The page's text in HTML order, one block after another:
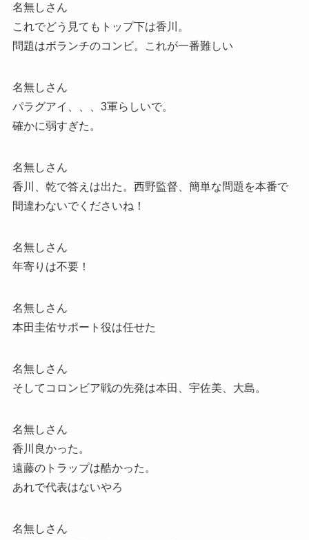
名無しさん
これでどう見てもトップ下は香川。
問題はボランチのコンビ。これが一番難しい
名無しさん
パラグアイ、、、3軍らしいで。
確かに弱すぎた。
名無しさん
香川、乾で答えは出た。西野監督、簡単な問題を本番で
間違わないでくださいね！
名無しさん
年寄りは不要！
名無しさん
本田圭佑サポート役は任せた
名無しさん
そしてコロンビア戦の先発は本田、宇佐美、大島。
名無しさん
香川良かった。
遠藤のトラップは酷かった。
あれで代表はないやろ
名無しさん